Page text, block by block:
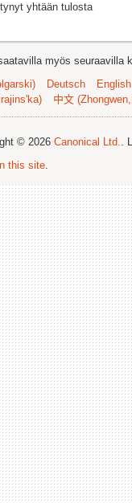
yhtään tulosta
myös seuraavilla
Deutsch English
中文
© 2026 Canonical Ltd..
this site.